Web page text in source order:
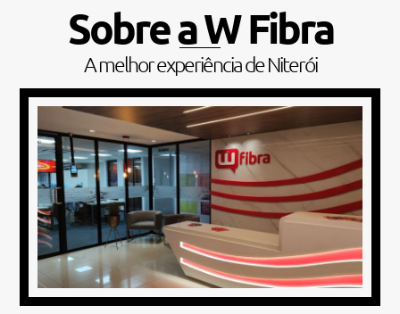
Sobre a W Fibra
A melhor experiência de Niterói